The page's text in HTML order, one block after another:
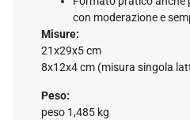
con moderazione e
Misure:
21x29x5 cm
8x12x4 cm (misura singola
Peso:
peso 1,485 kg